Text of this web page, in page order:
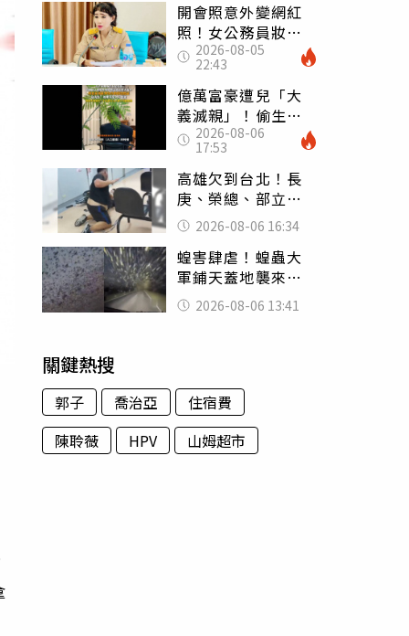
開會照意外變網紅
照！女公務員妝容
掀2千則留言 本人
怒嗆：化妝有錯嗎
2026-08-05
22:43
億萬富豪遭兒「大
義滅親」！偷生子
怕曝光 竟盜鄰居
身份辦假證落戶
2026-08-06
17:53
高雄欠到台北！長
庚、榮總、部立醫
院都受害 「醫療
暴力男」離譜紀錄
曝光
2026-08-06 16:34
蝗害肆虐！蝗蟲大
軍鋪天蓋地襲來宛
如末日 網驚：聖
經十災
2026-08-06 13:41
關鍵熱搜
郭子 喬治亞
住宿費
陳聆薇
HPV 山姆超市